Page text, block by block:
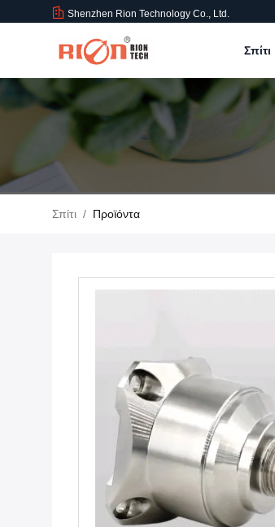
Shenzhen Rion Technology Co., Ltd.
Σπίτι
Σπίτι / Προϊόντα